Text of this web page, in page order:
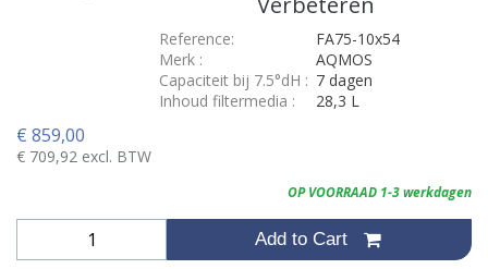
Reference:
FA75-10x54
Merk :
AQMOS
Capaciteit bij 7.5°dH : 7 dagen
Inhoud filtermedia : 28,3 L
€ 859,00
€ 709,92 excl. BTW
OP VOORRAAD 1-3 werkdagen
Add to Cart